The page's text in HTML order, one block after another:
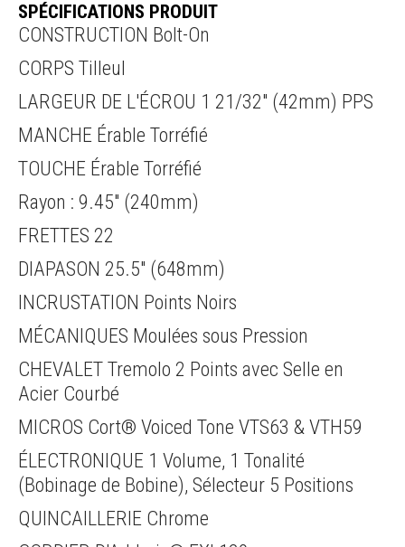
SPÉCIFICATIONS PRODUIT
CONSTRUCTION Bolt-On
CORPS Tilleul
LARGEUR DE L'ÉCROU 1 21/32" (42mm) PPS
MANCHE Érable Torréfié
TOUCHE Érable Torréfié
Rayon : 9.45" (240mm)
FRETTES 22
DIAPASON 25.5" (648mm)
INCRUSTATION Points Noirs
MÉCANIQUES Moulées sous Pression
CHEVALET Tremolo 2 Points avec Selle en
Acier Courbé
MICROS Cort® Voiced Tone VTS63 & VTH59
ÉLECTRONIQUE 1 Volume, 1 Tonalité
(Bobinage de Bobine), Sélecteur 5 Positions
QUINCAILLERIE Chrome